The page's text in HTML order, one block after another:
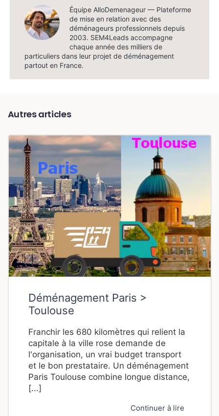
Équipe AlloDemenageur — Plateforme
de mise en relation avec des
déménageurs professionnels depuis
2003. SEM4Leads accompagne
chaque année des milliers de
particuliers dans leur projet de déménagement
partout en France.
Autres articles
Déménagement Paris >
Toulouse
Franchir les 680 kilomètres qui relient la
capitale à la ville rose demande de
l'organisation, un vrai budget transport
et le bon prestataire. Un déménagement
Paris Toulouse combine longue distance,
[...]
Continuer à lire